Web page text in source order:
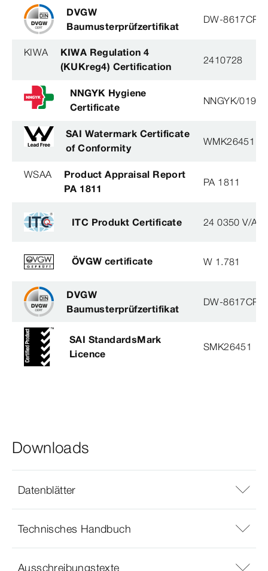
DVGW
Baumusterprüfzertifikat
DW-
KIWA
KIWA Regulation 4
(KUKreg4) Certification
2410728
NNGYK Hygiene
Certificate
NNGYK/
SAI Watermark Certificate
of Conformity
WMK26451
WSAA
Product Appraisal Report
PA 1811
PA 1811
ITC Produkt Certificate 24 0350 V/AO
ÖVGW certificate W 1.781
DVGW
Baumusterprüfzertifikat
DW-
SAI StandardsMark
Licence
SMK26451
Downloads
Datenblätter
Technisches Handbuch
Ausschreibungstexte